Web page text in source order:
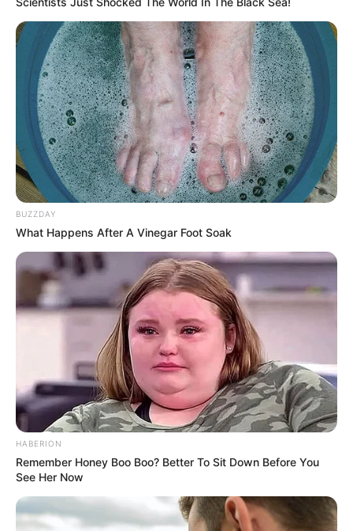
BUZZDAY
What Happens After A Vinegar Foot Soak
HABERION
Remember Honey Boo Boo? Better To Sit Down Before You
See Her Now